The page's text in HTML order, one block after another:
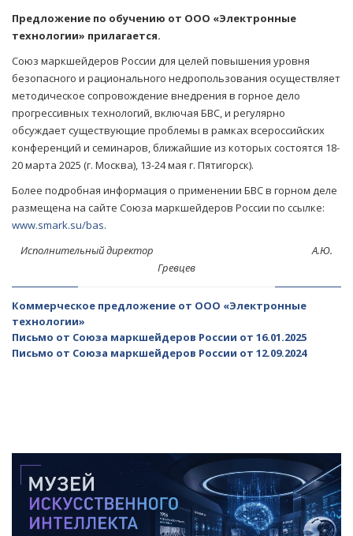
Предложение по обучению от ООО «Электронные
технологии» прилагается.
Союз маркшейдеров России для целей повышения уровня
безопасного и рационального недропользования осуществляет
методическое сопровождение внедрения в горное дело
прогрессивных технологий, включая БВС, и регулярно
обсуждает существующие проблемы в рамках всероссийских
конференций и семинаров, ближайшие из которых состоятся 18-
20 марта 2025 (г. Москва), 13-24 мая г. Пятигорск).
Более подробная информация о применении БВС в горном деле
размещена на сайте Союза маркшейдеров России по ссылке:
www.smark.su/bas.
Исполнительный директор А.Ю.
Гревцев
Коммерческое предложение от ООО «Электронные
технологии»
Письмо от Союза маркшейдеров России от 16.01.2025
Письмо от Союза маркшейдеров России от 12.09.2024